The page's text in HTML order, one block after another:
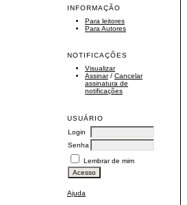
INFORMAÇÃO
Para leitores
Para Autores
NOTIFICAÇÕES
Visualizar
Assinar/ Cancelar
assinatura de
notificações
USUÁRIO
Login
Senha
Lembrar de mim
Ajuda